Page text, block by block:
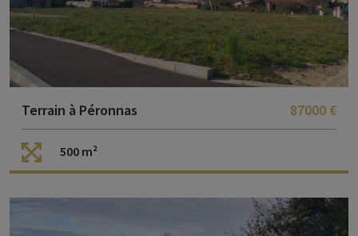
Terrain à Péronnas 87000 €
500 m²